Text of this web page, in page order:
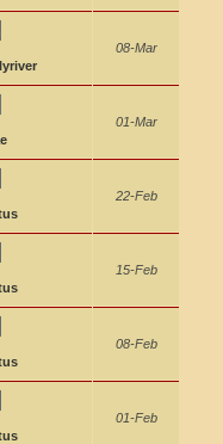
08-Mar
01-Mar
22-Feb
15-Feb
08-Feb
01-Feb